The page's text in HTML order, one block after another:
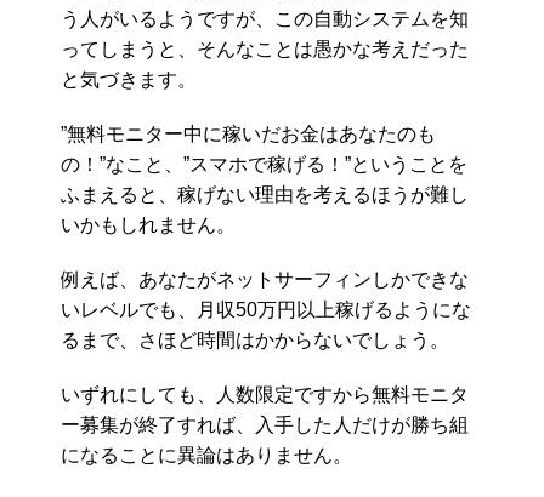
う人がいるようですが、この自動システムを知
ってしまうと、そんなことは愚かな考えだった
と気づきます。
”無料モニター中に稼いだお金はあなたのも
の！”なこと、”スマホで稼げる！”ということを
ふまえると、稼げない理由を考えるほうが難し
いかもしれません。
例えば、あなたがネットサーフィンしかできな
いレベルでも、月収50万円以上稼げるようにな
るまで、さほど時間はかからないでしょう。
いずれにしても、人数限定ですから無料モニタ
ー募集が終了すれば、入手した人だけが勝ち組
になることに異論はありません。